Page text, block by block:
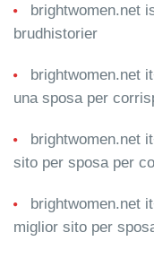
brightwomen.net
brudhistorier
brightwomen.net
una sposa per
brightwomen.net
sito per sposa per
brightwomen.net
miglior sito per